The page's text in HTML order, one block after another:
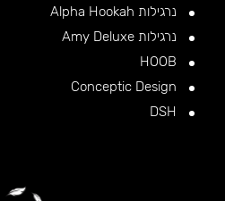
נרגילות Alpha Hookah
נרגילות Amy Deluxe